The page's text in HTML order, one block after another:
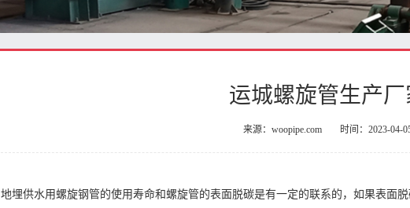
运城螺旋管生产厂
来源：woopipe.com 时间：2023-04-
地埋供水用螺旋钢管的使用寿命和螺旋管的表面脱碳是有一定的联系的，如果表面